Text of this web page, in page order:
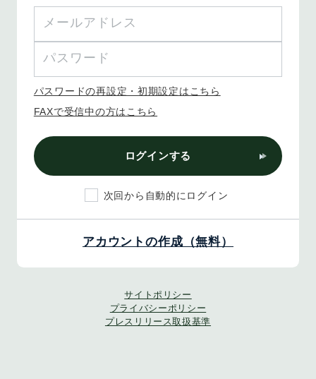
パスワードの再設定・初期設定はこちら
FAXで受信中の方はこちら
ログインする
次回から自動的にログイン
アカウントの作成（無料）
サイトポリシー
プライバシーポリシー
プレスリリース取扱基準